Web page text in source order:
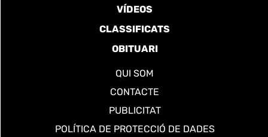
VÍDEOS
CLASSIFICATS
OBITUARI
QUI SOM
CONTACTE
PUBLICITAT
POLÍTICA DE PROTECCIÓ DE DADES